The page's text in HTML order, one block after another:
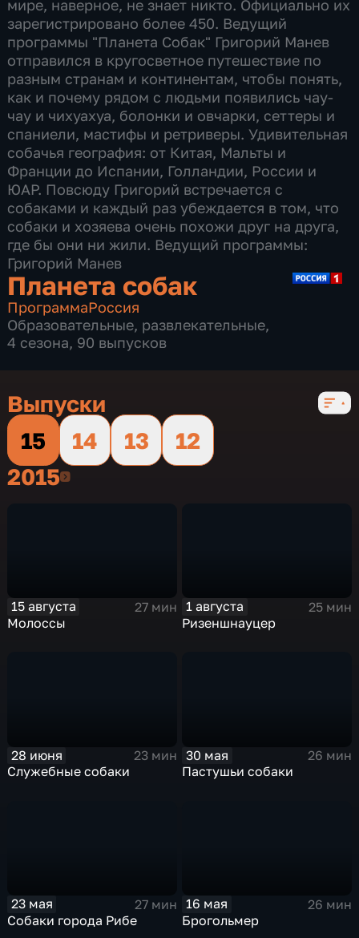
мире, наверное, не знает никто. Официально их
зарегистрировано более 450. Ведущий
программы "Планета Собак" Григорий Манев
отправился в кругосветное путешествие по
разным странам и континентам, чтобы понять,
как и почему рядом с людьми появились чау-
чау и чихуахуа, болонки и овчарки, сеттеры и
спаниели, мастифы и ретриверы. Удивительная
собачья география: от Китая, Мальты и
Франции до Испании, Голландии, России и
ЮАР. Повсюду Григорий встречается с
собаками и каждый раз убеждается в том, что
собаки и хозяева очень похожи друг на друга,
где бы они ни жили. Ведущий программы:
Григорий Манев
Планета собак
ПрограммаРоссия
Образовательные, развлекательные,
4 сезона, 90 выпусков
Выпуски
15
14 13
12
20152015
15 августа
27 мин
Молоссы
1 августа
25 мин
Ризеншнауцер
28 июня
23 мин
Служебные собаки
30 мая
26 мин
Пастушьи собаки
23 мая
27 мин
Собаки города Рибе
16 мая
26 мин
Брогольмер